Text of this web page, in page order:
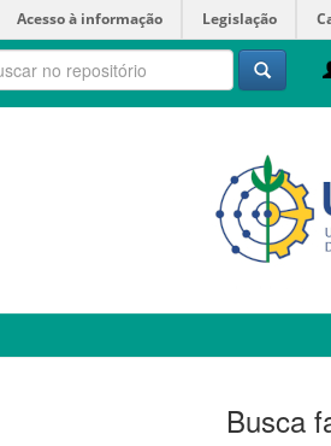
Acesso à informação Legislação
Busca